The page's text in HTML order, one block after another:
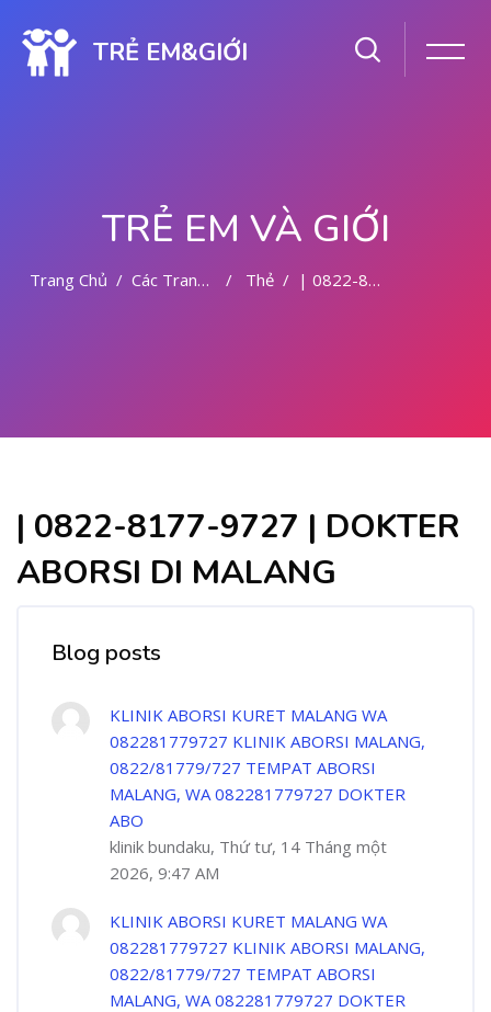
TRẺ EM&GIỚI
TRẺ EM VÀ GIỚI
Trang Chủ Các Trang Của Hệ Thống Thẻ | 0822-8177-9727 | DOKTER ABORSI DI MALANG
| 0822-8177-9727 | DOKTER
ABORSI DI MALANG
Blog posts
KLINIK ABORSI KURET MALANG WA
082281779727 KLINIK ABORSI MALANG,
0822/81779/727 TEMPAT ABORSI
MALANG, WA 082281779727 DOKTER
ABO
klinik bundaku, Thứ tư, 14 Tháng một
2026, 9:47 AM
KLINIK ABORSI KURET MALANG WA
082281779727 KLINIK ABORSI MALANG,
0822/81779/727 TEMPAT ABORSI
MALANG, WA 082281779727 DOKTER